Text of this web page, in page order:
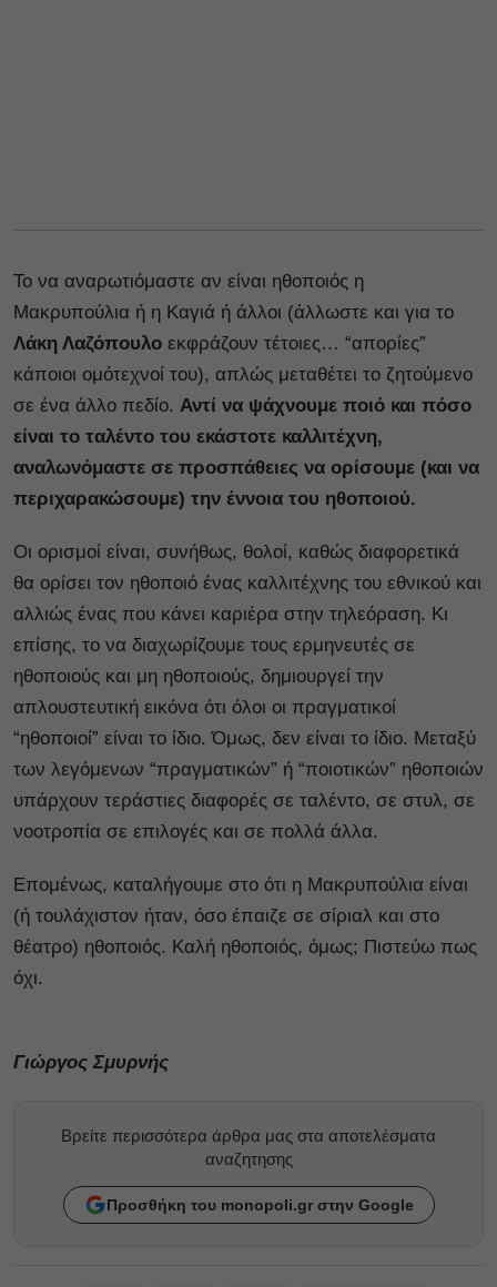
Το να αναρωτιόμαστε αν είναι ηθοποιός η
Μακρυπούλια ή η Καγιά ή άλλοι (άλλωστε και για το
Λάκη Λαζόπουλο εκφράζουν τέτοιες… “απορίες”
κάποιοι ομότεχνοί του), απλώς μεταθέτει το ζητούμενο
σε ένα άλλο πεδίο. Αντί να ψάχνουμε ποιό και πόσο
είναι το ταλέντο του εκάστοτε καλλιτέχνη,
αναλωνόμαστε σε προσπάθειες να ορίσουμε (και να
περιχαρακώσουμε) την έννοια του ηθοποιού.
Οι ορισμοί είναι, συνήθως, θολοί, καθώς διαφορετικά
θα ορίσει τον ηθοποιό ένας καλλιτέχνης του εθνικού και
αλλιώς ένας που κάνει καριέρα στην τηλεόραση. Κι
επίσης, το να διαχωρίζουμε τους ερμηνευτές σε
ηθοποιούς και μη ηθοποιούς, δημιουργεί την
απλουστευτική εικόνα ότι όλοι οι πραγματικοί
“ηθοποιοί” είναι το ίδιο. Όμως, δεν είναι το ίδιο. Μεταξύ
των λεγόμενων “πραγματικών” ή “ποιοτικών” ηθοποιών
υπάρχουν τεράστιες διαφορές σε ταλέντο, σε στυλ, σε
νοοτροπία σε επιλογές και σε πολλά άλλα.
Επομένως, καταλήγουμε στο ότι η Μακρυπούλια είναι
(ή τουλάχιστον ήταν, όσο έπαιζε σε σίριαλ και στο
θέατρο) ηθοποιός. Καλή ηθοποιός, όμως; Πιστεύω πως
όχι.
Γιώργος Σμυρνής
Βρείτε περισσότερα άρθρα μας στα αποτελέσματα
αναζητησης
Προσθήκη του monopoli.gr στην Google